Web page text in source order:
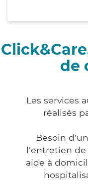
de
Les services
réalisés
Besoin
l'entretien de
aide à